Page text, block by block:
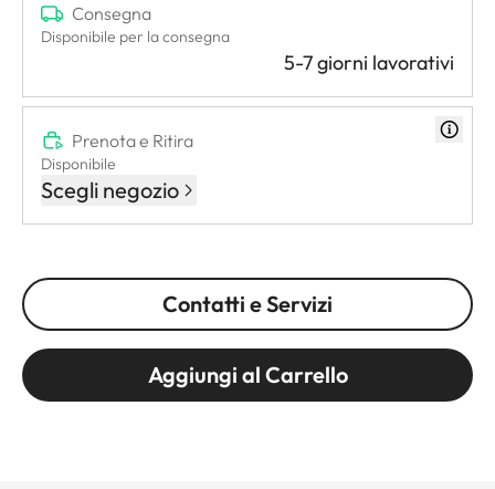
Consegna
Disponibile per la consegna
5-7 giorni lavorativi
Prenota e Ritira
Disponibile
Scegli negozio
Contatti e Servizi
Aggiungi al Carrello